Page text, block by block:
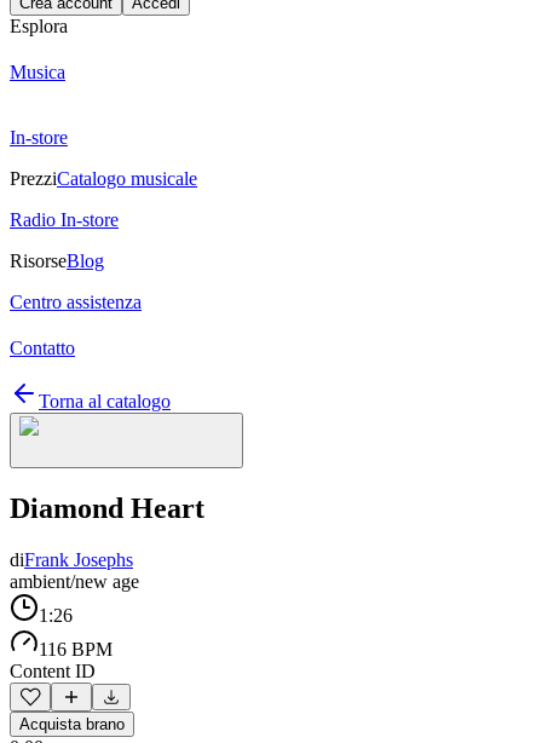
Esplora
Musica
In-store
PrezziCatalogo musicale
Radio In-store
RisorseBlog
Centro assistenza
Contatto
Torna al catalogo
Diamond Heart
diFrank Josephs
ambient/new age
1:26
116 BPM
Content ID
Acquista brano